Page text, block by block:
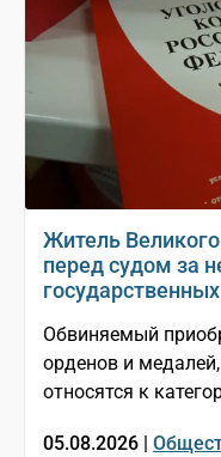
Житель
перед судом за
Обвиняемый
орденов и
относятся к
05.08.2026 |